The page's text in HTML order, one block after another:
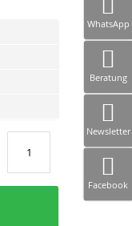
WhatsApp
Beratung
Newsletter
Facebook